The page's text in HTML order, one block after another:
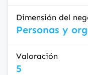
Dimensión del
Personas y
Valoración
5